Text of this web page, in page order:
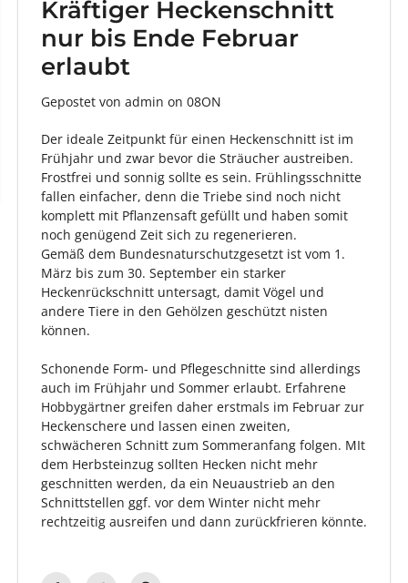
Kräftiger Heckenschnitt
nur bis Ende Februar
erlaubt
Gepostet von admin on 08ON
Der ideale Zeitpunkt für einen Heckenschnitt ist im
Frühjahr und zwar bevor die Sträucher austreiben.
Frostfrei und sonnig sollte es sein. Frühlingsschnitte
fallen einfacher, denn die Triebe sind noch nicht
komplett mit Pflanzensaft gefüllt und haben somit
noch genügend Zeit sich zu regenerieren.
Gemäß dem Bundesnaturschutzgesetzt ist vom 1.
März bis zum 30. September ein starker
Heckenrückschnitt untersagt, damit Vögel und
andere Tiere in den Gehölzen geschützt nisten
können.
Schonende Form- und Pflegeschnitte sind allerdings
auch im Frühjahr und Sommer erlaubt. Erfahrene
Hobbygärtner greifen daher erstmals im Februar zur
Heckenschere und lassen einen zweiten,
schwächeren Schnitt zum Sommeranfang folgen. MIt
dem Herbsteinzug sollten Hecken nicht mehr
geschnitten werden, da ein Neuaustrieb an den
Schnittstellen ggf. vor dem Winter nicht mehr
rechtzeitig ausreifen und dann zurückfrieren könnte.